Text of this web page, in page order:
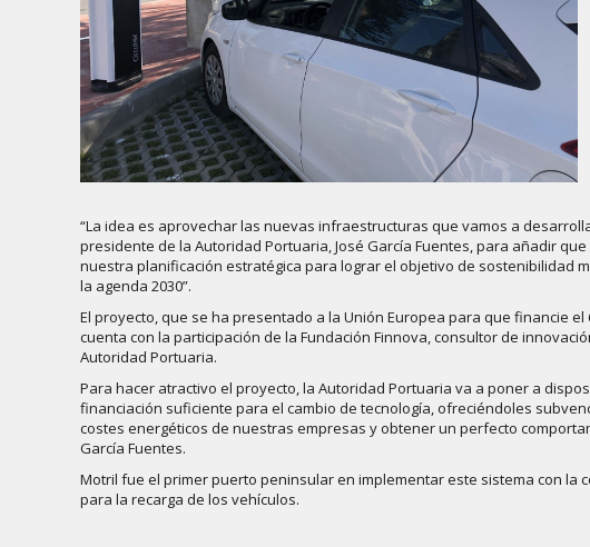
“La idea es aprovechar las nuevas infraestructuras que vamos a
presidente de la Autoridad Portuaria, José García Fuentes, para añadir
nuestra planificación estratégica para lograr el objetivo de sostenibilidad
la agenda 2030”.
El proyecto, que se ha presentado a la Unión Europea para que financie
cuenta con la participación de la Fundación Finnova, consultor de
Autoridad Portuaria.
Para hacer atractivo el proyecto, la Autoridad Portuaria va a poner a
financiación suficiente para el cambio de tecnología, ofreciéndoles
costes energéticos de nuestras empresas y obtener un perfecto
García Fuentes.
Motril fue el primer puerto peninsular en implementar este sistema con
para la recarga de los vehículos.